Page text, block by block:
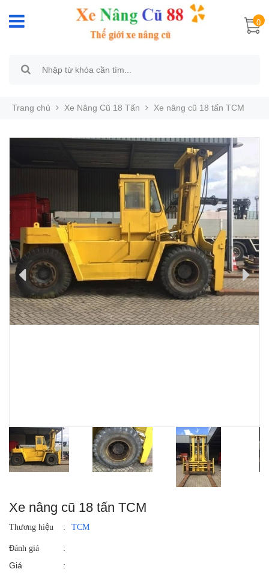
0
Trang chủ Xe Nâng Cũ 18 Tấn Xe nâng cũ 18 tấn TCM
Xe nâng cũ 18 tấn TCM
Thương hiệu : TCM
Đánh giá
:
Giá
: